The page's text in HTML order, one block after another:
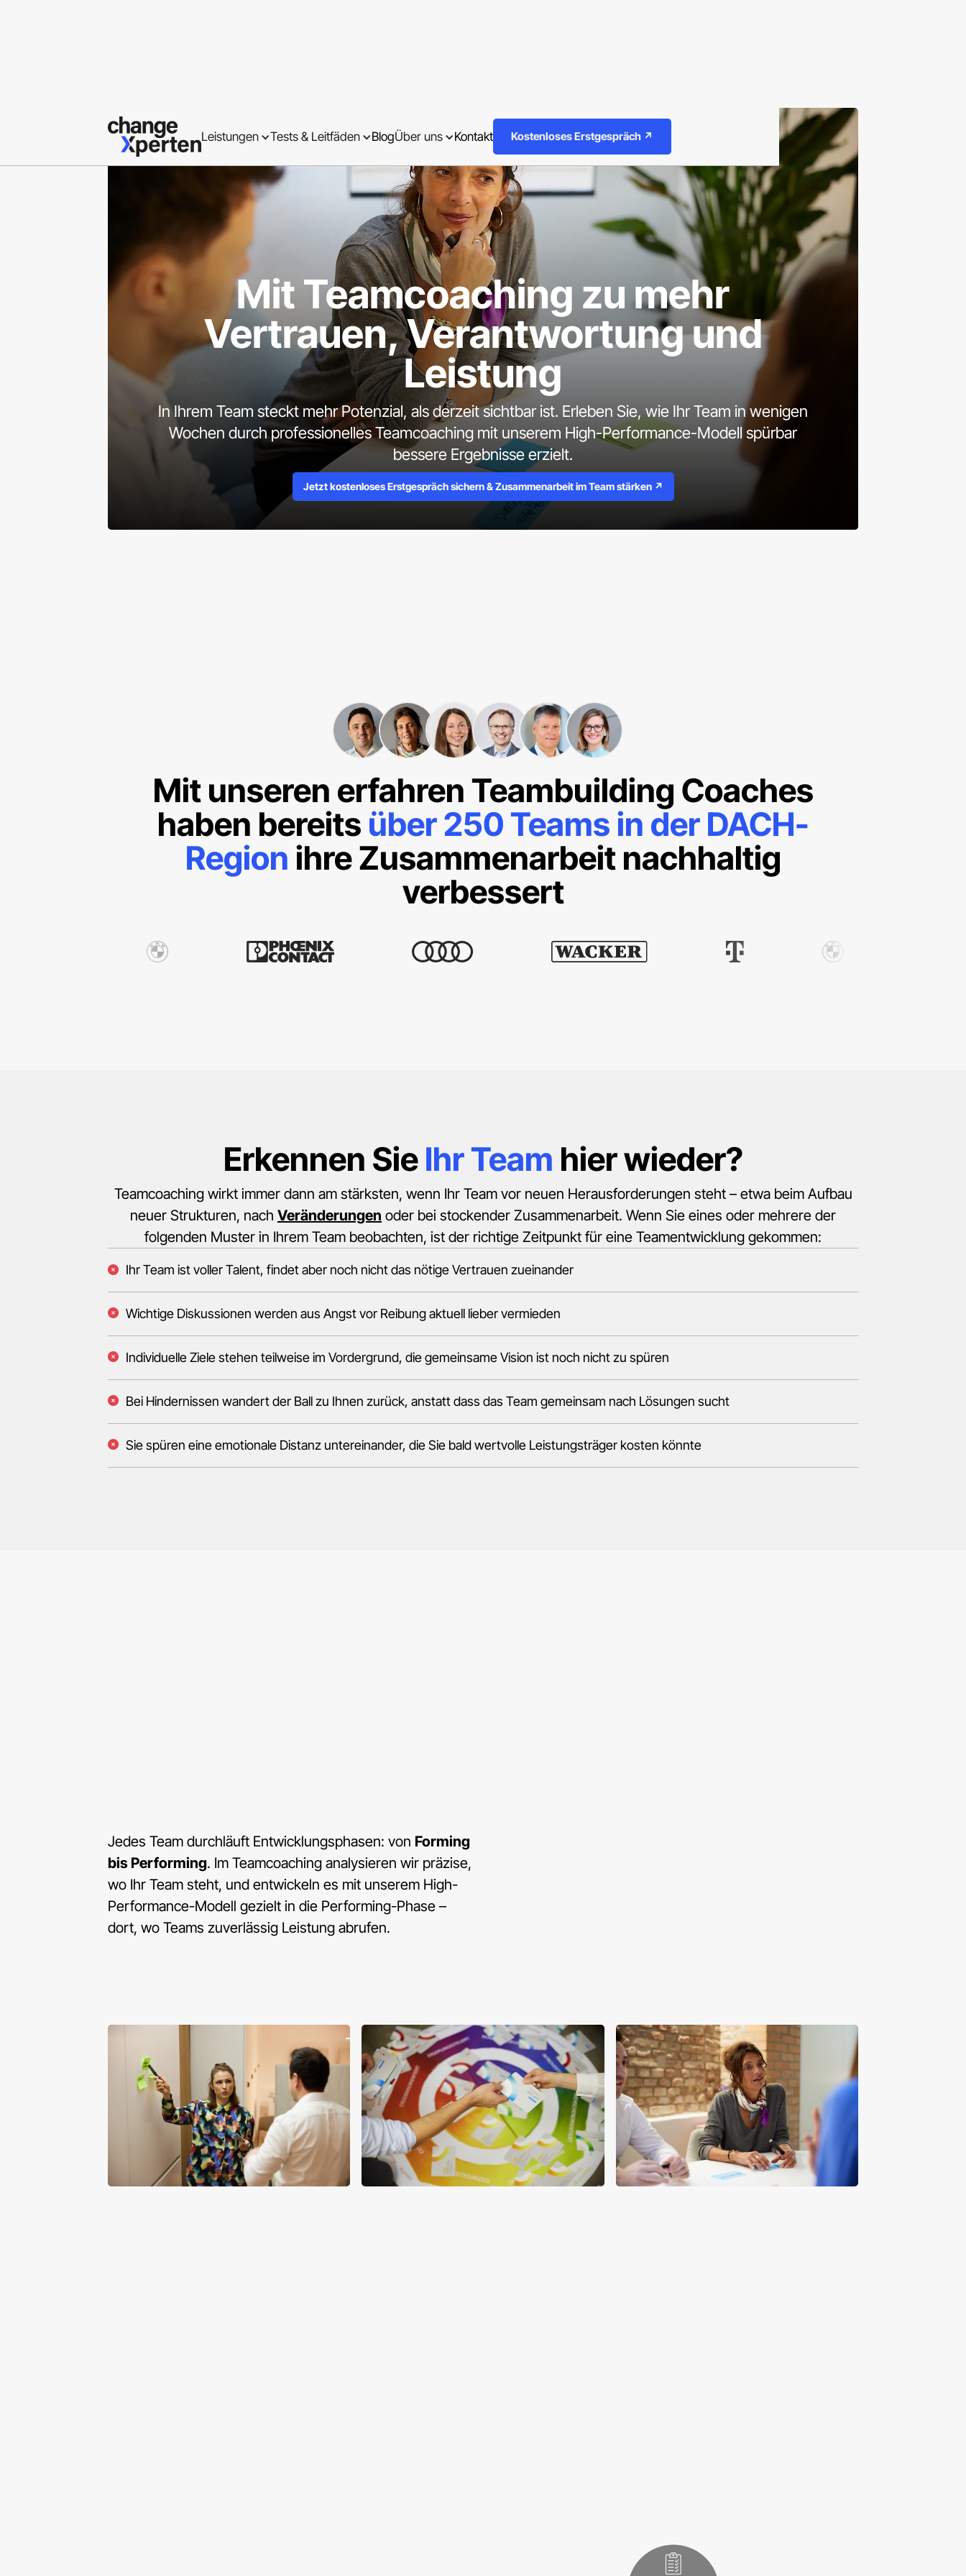
Leistungen Tests & Leitfäden BlogÜber uns Kontakt Kostenloses Erstgespräch ↗
Mit Teamcoaching zu mehr
Vertrauen, Verantwortung und
Leistung
In Ihrem Team steckt mehr Potenzial, als derzeit sichtbar ist. Erleben Sie, wie Ihr Team in wenigen
Wochen durch professionelles Teamcoaching mit unserem High-Performance-Modell spürbar
bessere Ergebnisse erzielt.
Jetzt kostenloses Erstgespräch sichern & Zusammenarbeit im Team stärken ↗
Mit unseren erfahren Teambuilding Coaches
haben bereits über 250 Teams in der DACH-
Region ihre Zusammenarbeit nachhaltig
verbessert
Erkennen Sie Ihr Team hier wieder?
Teamcoaching wirkt immer dann am stärksten, wenn Ihr Team vor neuen Herausforderungen steht – etwa beim Aufbau
neuer Strukturen, nach Veränderungen oder bei stockender Zusammenarbeit. Wenn Sie eines oder mehrere der
folgenden Muster in Ihrem Team beobachten, ist der richtige Zeitpunkt für eine Teamentwicklung gekommen:
Ihr Team ist voller Talent, findet aber noch nicht das nötige Vertrauen zueinander
Wichtige Diskussionen werden aus Angst vor Reibung aktuell lieber vermieden
Individuelle Ziele stehen teilweise im Vordergrund, die gemeinsame Vision ist noch nicht zu spüren
Bei Hindernissen wandert der Ball zu Ihnen zurück, anstatt dass das Team gemeinsam nach Lösungen sucht
Sie spüren eine emotionale Distanz untereinander, die Sie bald wertvolle Leistungsträger kosten könnte
Jedes Team durchläuft Entwicklungsphasen: von Forming
bis Performing. Im Teamcoaching analysieren wir präzise,
wo Ihr Team steht, und entwickeln es mit unserem High-
Performance-Modell gezielt in die Performing-Phase –
dort, wo Teams zuverlässig Leistung abrufen.